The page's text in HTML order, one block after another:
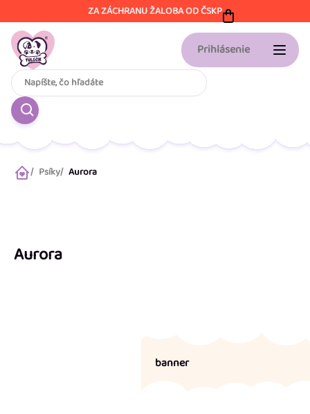
na
obsah
ZA ZÁCHRANU ŽALOBA OD ČSKP
Prihlásenie
DomovPsíky Aurora
Aurora
banner